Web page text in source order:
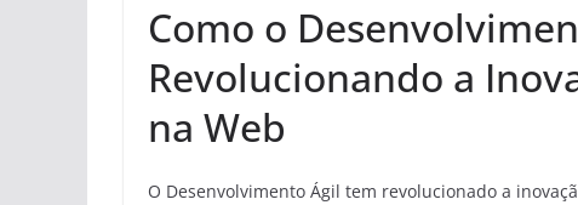
Como o
Revolucionando a
na Web
O Desenvolvimento Ágil tem revolucionado a